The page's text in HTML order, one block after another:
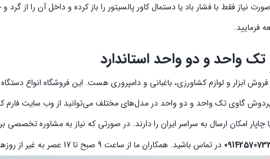
نیاز فقط با فشار باد یا دستمال کاور پالسیتور را باز کرده و داخل آن را از گرد و
فرمایید.
فروش ابزار و لوازم کشاورزی، باغبانی و دامپروری هست. این فروشگاه انواع
گاوی تک واحد و دو واحد در مدل‌های مختلف می‌توانید از وب سایت فارم
امکان ارسال به سراسر ایران را دارند. در صورتی که نیاز به مشاوره تخصصی
در تماس باشید. همکاران ما از ساعت 9 صبح تا 17 عصر به غیر از روزهای تعطیل آماده پاسخگویی هستند.